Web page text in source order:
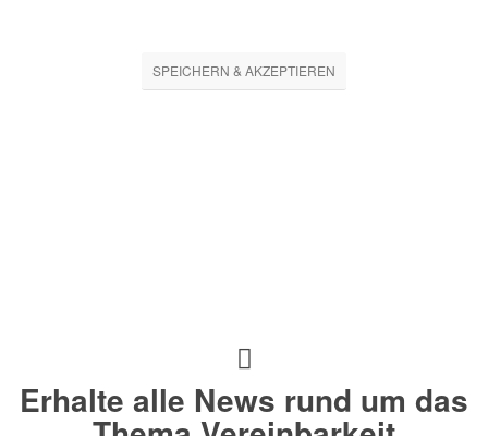
SPEICHERN & AKZEPTIEREN
Erhalte alle News rund um das